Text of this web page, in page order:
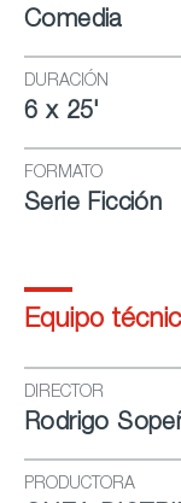
Comedia
DURACIÓN
6 x 25'
FORMATO
Serie Ficción
Equipo
DIRECTOR
Rodrigo
PRODUCTORA